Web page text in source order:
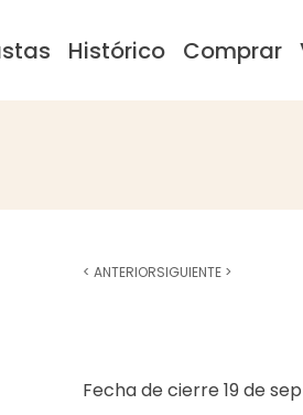
Histórico Comprar
Fecha de cierre 19 de
< ANTERIORSIGUIENTE >